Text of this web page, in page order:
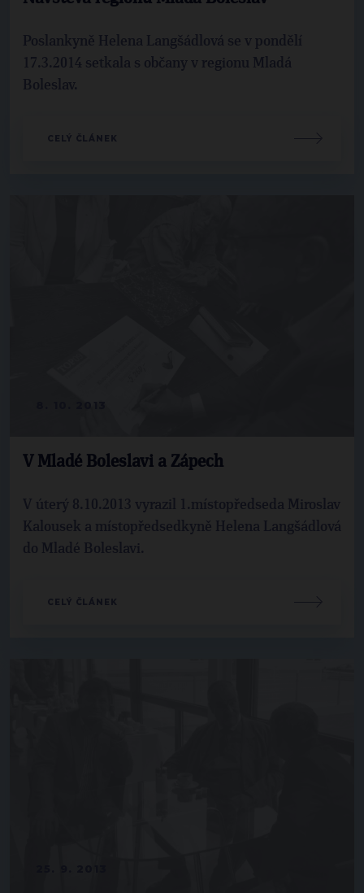
Poslankyně Helena Langšádlová se v pondělí
17.3.2014 setkala s občany v regionu Mladá
Boleslav.
CELÝ ČLÁNEK
V Mladé Boleslavi a Zápech
V úterý 8.10.2013 vyrazil 1.místopředseda Miroslav
Kalousek a místopředsedkyně Helena Langšádlová
do Mladé Boleslavi.
CELÝ ČLÁNEK